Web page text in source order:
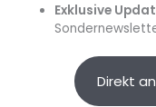
Die unmittelbare
Kulturangeboten
Ausgangspunkt für
Termine als auch
möchten. Der
Exklusive
Direkt